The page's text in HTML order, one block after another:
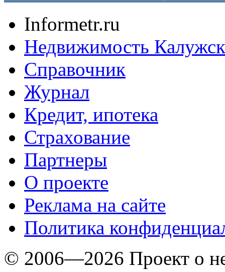
Informetr.ru
Недвижимость
Справочник
Журнал
Кредит, ипотека
Страхование
Партнеры
O проекте
Реклама на сайте
Политика
© 2006—2026 Проект о